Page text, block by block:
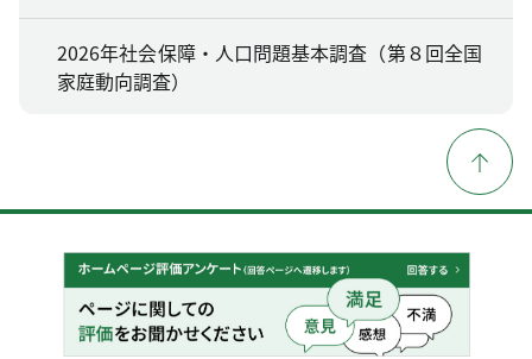
2026年社会保障・人口問題基本調査（第８回全国
家庭動向調査）